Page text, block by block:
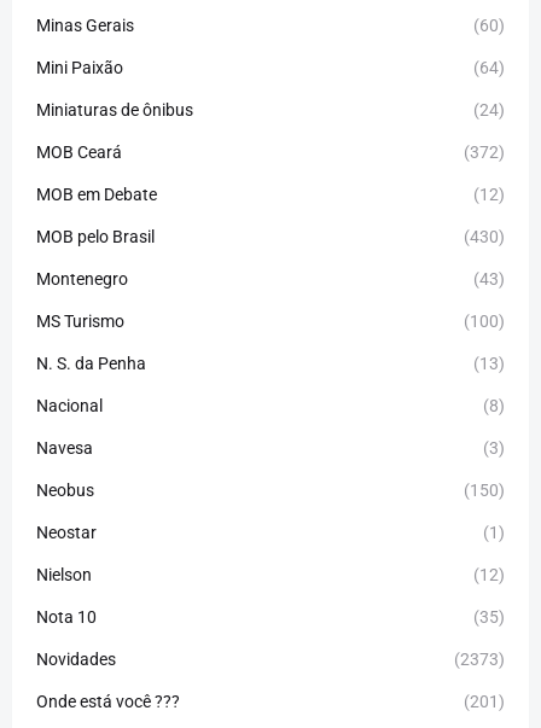
Minas Gerais (60)
Mini Paixão (64)
Miniaturas de ônibus (24)
MOB Ceará (372)
MOB em Debate (12)
MOB pelo Brasil (430)
Montenegro (43)
MS Turismo (100)
N. S. da Penha (13)
Nacional (8)
Navesa (3)
Neobus (150)
Neostar (1)
Nielson (12)
Nota 10 (35)
Novidades (2373)
Onde está você ??? (201)